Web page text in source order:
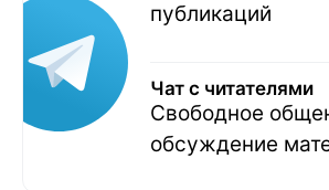
публикаций
Чат с читателями
Свободное
обсуждение